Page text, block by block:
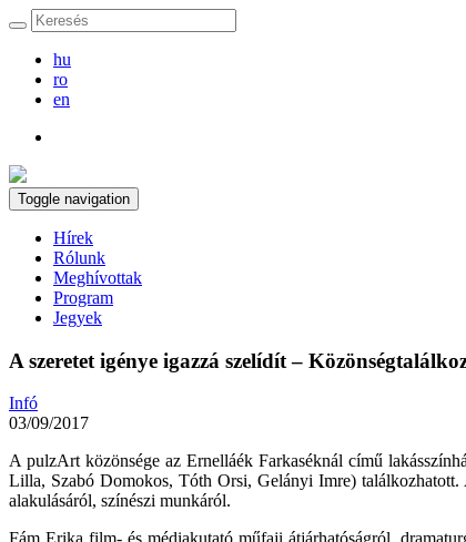
hu
ro
en
Toggle navigation
Hírek
Rólunk
Meghívottak
Program
Jegyek
A szeretet igénye igazzá szelídít –
Infó
03/09/2017
A pulzArt közönsége az Ernelláék Farkaséknál című
Lilla, Szabó Domokos, Tóth Orsi, Gelányi Imre) találkozhatott.
alakulásáról, színészi munkáról.